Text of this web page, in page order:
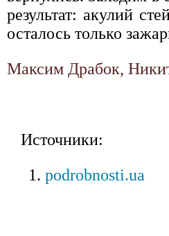
результат: акулий
осталось только
Максим Драбок,
Источники:
podrobnosti.ua